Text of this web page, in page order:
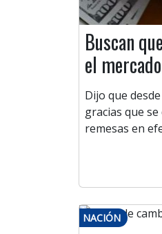
Buscan
el
Dijo que
gracias que
remesas en
NACIÓN